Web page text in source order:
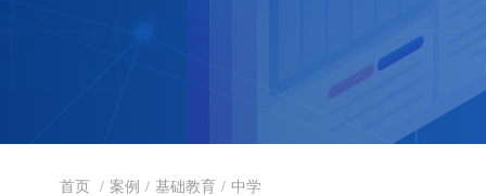
首页 / 案例 / 基础教育 / 中学